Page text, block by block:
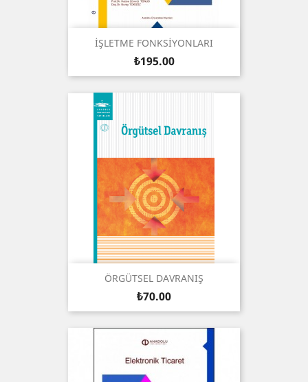
İŞLETME FONKSİYONLARI
Price
₺195.00
ÖRGÜTSEL DAVRANIŞ
Price
₺70.00